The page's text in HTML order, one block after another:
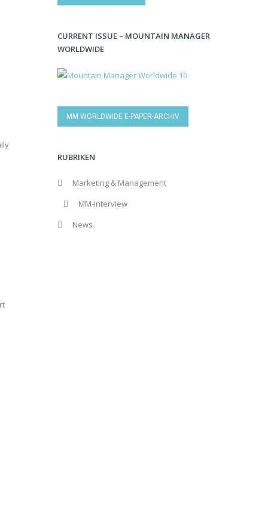
CURRENT ISSUE – MOUNTAIN MANAGER
WORLDWIDE
MM WORLDWIDE E-PAPER-ARCHIV
RUBRIKEN
Marketing & Management
MM-Interview
News